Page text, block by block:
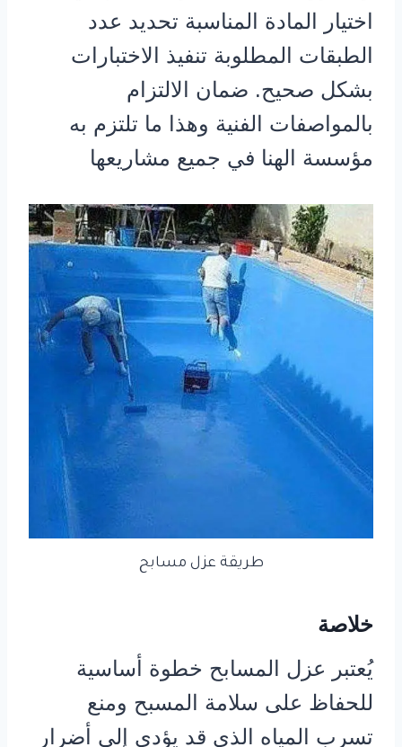
اختيار المادة المناسبة تحديد عدد
الطبقات المطلوبة تنفيذ الاختبارات
بشكل صحيح. ضمان الالتزام
بالمواصفات الفنية وهذا ما تلتزم به
مؤسسة الهنا في جميع مشاريعها
طريقة عزل مسابح
خلاصة
يُعتبر عزل المسابح خطوة أساسية
للحفاظ على سلامة المسبح ومنع
تسرب المياه الذي قد يؤدي إلى أضرار